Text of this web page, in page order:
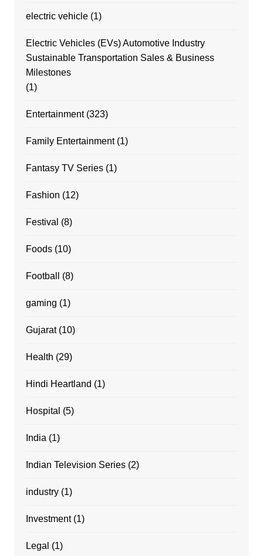
electric vehicle(1)
Electric Vehicles (EVs) Automotive Industry
Sustainable Transportation Sales & Business
Milestones
(1)
Entertainment(323)
Family Entertainment(1)
Fantasy TV Series(1)
Fashion (12)
Festival (8)
Foods(10)
Football (8)
gaming (1)
Gujarat(10)
Health (29)
Hindi Heartland (1)
Hospital (5)
India (1)
Indian Television Series(2)
industry(1)
Investment(1)
Legal (1)